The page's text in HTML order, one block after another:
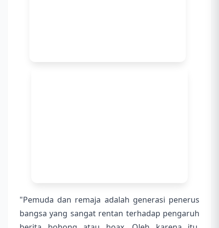
"Pemuda dan remaja adalah generasi penerus
bangsa yang sangat rentan terhadap pengaruh